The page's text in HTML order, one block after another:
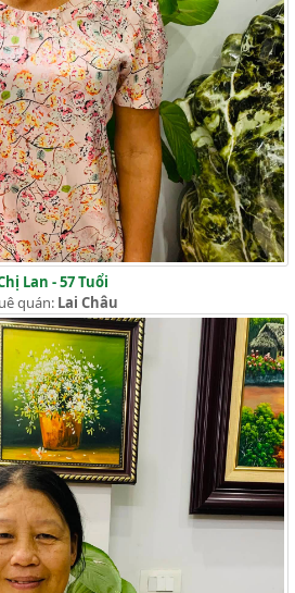
Lan - 57 Tuổi
quán: Lai Châu